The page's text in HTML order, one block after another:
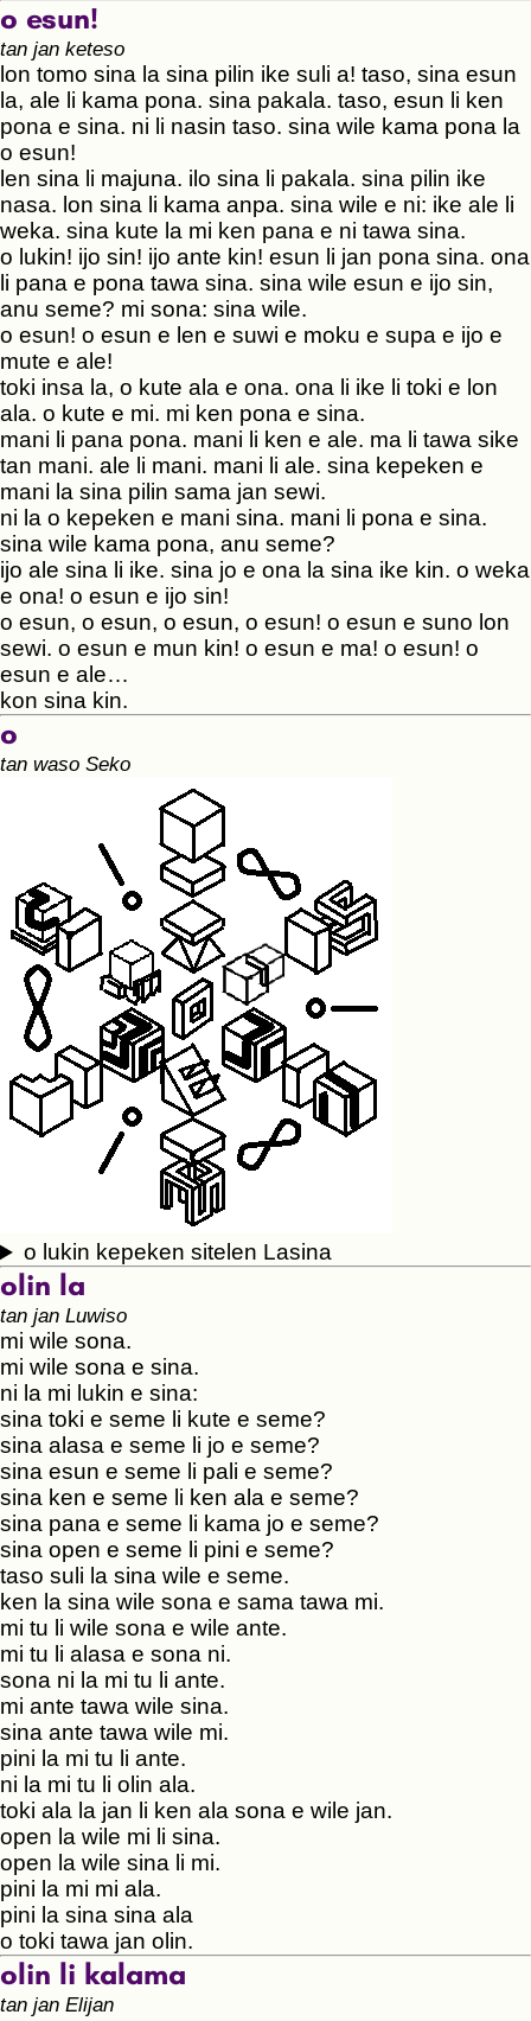
o esun!
tan jan keteso
lon tomo sina la sina pilin ike suli a! taso, sina esun
la, ale li kama pona. sina pakala. taso, esun li ken
pona e sina. ni li nasin taso. sina wile kama pona la
o esun!
len sina li majuna. ilo sina li pakala. sina pilin ike
nasa. lon sina li kama anpa. sina wile e ni: ike ale li
weka. sina kute la mi ken pana e ni tawa sina.
o lukin! ijo sin! ijo ante kin! esun li jan pona sina. ona
li pana e pona tawa sina. sina wile esun e ijo sin,
anu seme? mi sona: sina wile.
o esun! o esun e len e suwi e moku e supa e ijo e
mute e ale!
toki insa la, o kute ala e ona. ona li ike li toki e lon
ala. o kute e mi. mi ken pona e sina.
mani li pana pona. mani li ken e ale. ma li tawa sike
tan mani. ale li mani. mani li ale. sina kepeken e
mani la sina pilin sama jan sewi.
ni la o kepeken e mani sina. mani li pona e sina.
sina wile kama pona, anu seme?
ijo ale sina li ike. sina jo e ona la sina ike kin. o weka
e ona! o esun e ijo sin!
o esun, o esun, o esun, o esun! o esun e suno lon
sewi. o esun e mun kin! o esun e ma! o esun! o
esun e ale…
kon sina kin.
o
tan waso Seko
o lukin kepeken sitelen Lasina
olin la
tan jan Luwiso
mi wile sona.
mi wile sona e sina.
ni la mi lukin e sina:
sina toki e seme li kute e seme?
sina alasa e seme li jo e seme?
sina esun e seme li pali e seme?
sina ken e seme li ken ala e seme?
sina pana e seme li kama jo e seme?
sina open e seme li pini e seme?
taso suli la sina wile e seme.
ken la sina wile sona e sama tawa mi.
mi tu li wile sona e wile ante.
mi tu li alasa e sona ni.
sona ni la mi tu li ante.
mi ante tawa wile sina.
sina ante tawa wile mi.
pini la mi tu li ante.
ni la mi tu li olin ala.
toki ala la jan li ken ala sona e wile jan.
open la wile mi li sina.
open la wile sina li mi.
pini la mi mi ala.
pini la sina sina ala
o toki tawa jan olin.
olin li kalama
tan jan Elijan